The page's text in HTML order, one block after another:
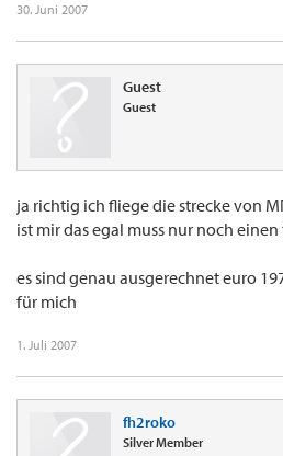
30. Juni 2007
Guest
Guest
ja richtig ich fliege die strecke von
ist mir das egal muss nur noch
es sind genau ausgerechnet euro
für mich
1. Juli 2007
fh2roko
Silver Member